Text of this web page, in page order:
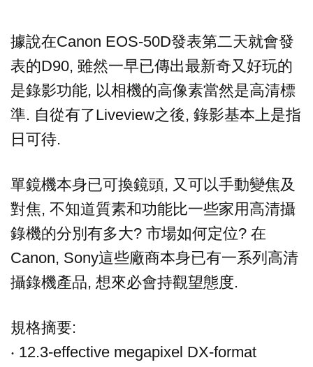
據說在Canon EOS-50D發表第二天就會發
表的D90, 雖然一早已傳出最新奇又好玩的
是錄影功能, 以相機的高像素當然是高清標
準. 自從有了Liveview之後, 錄影基本上是指
日可待.
單鏡機本身已可換鏡頭, 又可以手動變焦及
對焦, 不知道質素和功能比一些家用高清攝
錄機的分別有多大? 市場如何定位? 在
Canon, Sony這些廠商本身已有一系列高清
攝錄機產品, 想來必會持觀望態度.
規格摘要:
‧ 12.3-effective megapixel DX-format